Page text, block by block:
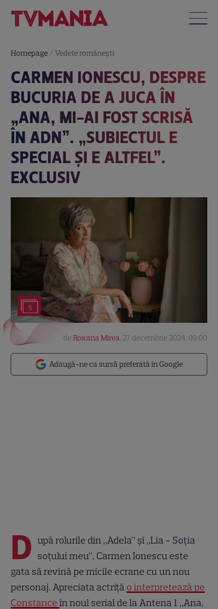
Homepage /Vedete româneşti
CARMEN IONESCU, DESPRE
BUCURIA DE A JUCA ÎN
„ANA, MI-AI FOST SCRISĂ
ÎN ADN”. „SUBIECTUL E
SPECIAL ȘI E ALTFEL”.
EXCLUSIV
5
Adaugă-ne ca sursă preferată în Google
deRoxana Mirea, 27 decembrie 2024, 09:00
D upă rolurile din „Adela” și „Lia - Soția
soțului meu”, Carmen Ionescu este
gata să revină pe micile ecrane cu un nou
personaj. Apreciata actriță o interpretează pe
Constanceîn noul serial de la Antena 1 „Ana,